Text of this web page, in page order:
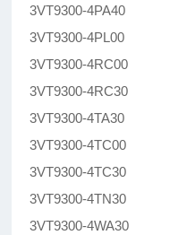
3VT9300-4PA40
3VT9300-4PL00
3VT9300-4RC00
3VT9300-4RC30
3VT9300-4TA30
3VT9300-4TC00
3VT9300-4TC30
3VT9300-4TN30
3VT9300-4WA30